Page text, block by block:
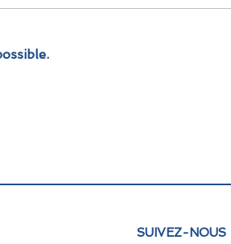
objectif de...
SUIVEZ-NOUS